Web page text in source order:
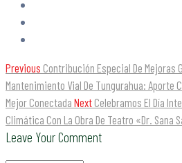
Previous Contribución Especial De Mejoras
Mantenimiento Vial De Tungurahua: Aporte
Mejor Conectada Next Celebramos El Día
Climática Con La Obra De Teatro «Dr. Sana
Leave Your Comment